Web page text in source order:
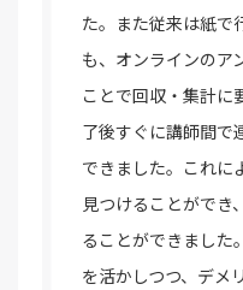
た。また従来は紙で
も、オンラインのア
ことで回収・集計に
了後すぐに講師間で
できました。これに
見つけることができ
ることができました
を活かしつつ、デメ